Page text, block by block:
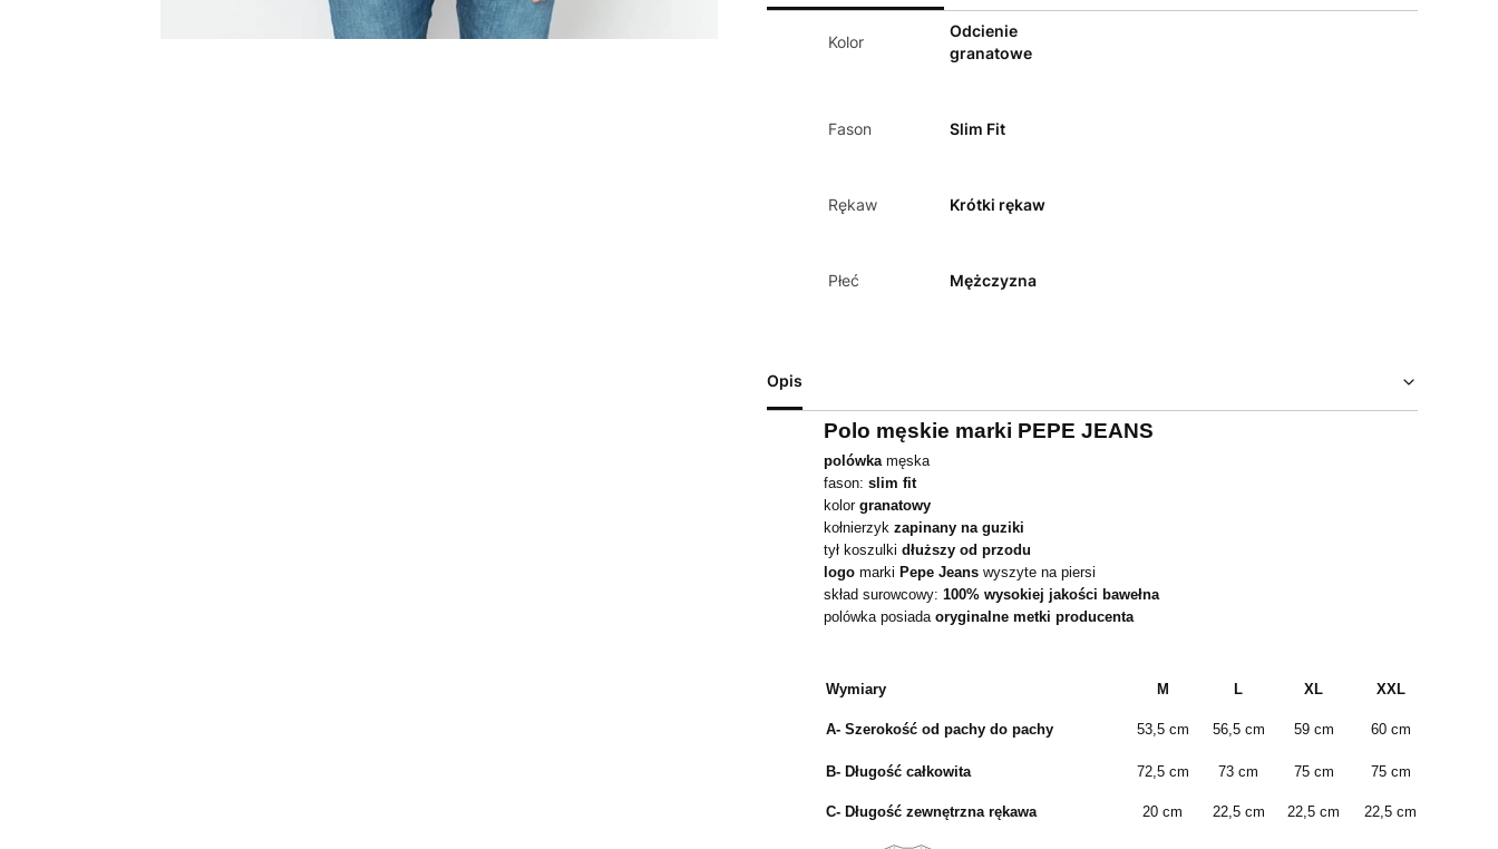
Kolor
Odcienie
granatowe
Fason Slim Fit
Rękaw Krótki rękaw
Płeć Mężczyzna
Opis
Polo męskie marki PEPE JEANS
polówkamęska
fason:slim fit
kolorgranatowy
kołnierzykzapinany na guziki
tył koszulkidłuższy od przodu
logo marki Pepe Jeans wyszyte na piersi
skład surowcowy: 100% wysokiej jakości bawełna
polówka posiadaoryginalne metki producenta
Wymiary M L XL XXL
A- Szerokość od pachy do pachy 53,5 cm 56,5 cm 59 cm 60 cm
B- Długość całkowita 72,5 cm 73 cm 75 cm 75 cm
C- Długość zewnętrzna rękawa 20 cm 22,5 cm 22,5 cm 22,5 cm